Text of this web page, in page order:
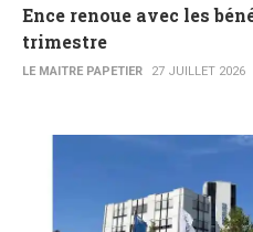
Ence renoue avec les
trimestre
LE MAITRE PAPETIER 27 JUILLET 2026